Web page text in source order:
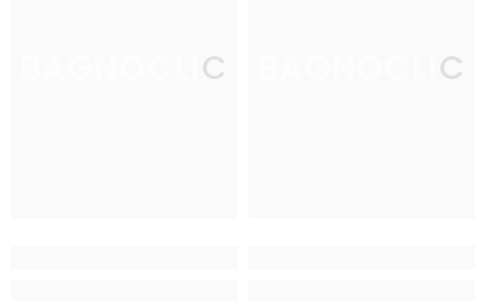
BAGNOCLIC BAGNOCLIC